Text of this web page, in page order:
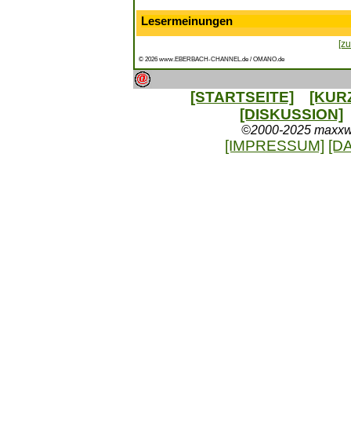
Lesermeinungen
© 2026 www.EBERBACH-CHANNEL.de / OMANO.de
[STARTSEITE]
[DISKUSSION]
©2000-2025
[IMPRESSUM]